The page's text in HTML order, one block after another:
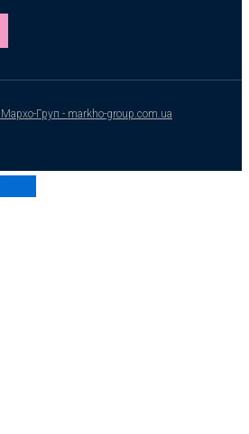
Груп - markho-group.com.ua